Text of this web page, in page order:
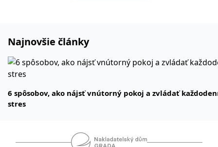
Najnovšie články
6 spôsobov, ako nájsť vnútorný pokoj a zvládať
stres